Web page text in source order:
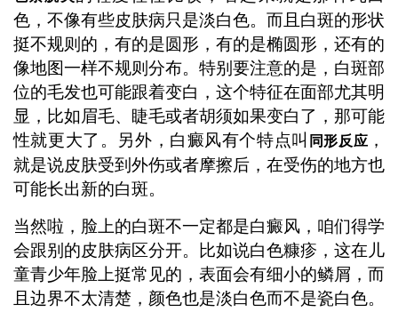
色，不像有些皮肤病只是淡白色。而且白斑的形状
挺不规则的，有的是圆形，有的是椭圆形，还有的
像地图一样不规则分布。特别要注意的是，白斑部
位的毛发也可能跟着变白，这个特征在面部尤其明
显，比如眉毛、睫毛或者胡须如果变白了，那可能
性就更大了。另外，白癜风有个特点叫 同形反应 ，
就是说皮肤受到外伤或者摩擦后，在受伤的地方也
可能长出新的白斑。
当然啦，脸上的白斑不一定都是白癜风，咱们得学
会跟别的皮肤病区分开。比如说白色糠疹，这在儿
童青少年脸上挺常见的，表面会有细小的鳞屑，而
且边界不太清楚，颜色也是淡白色而不是瓷白色。